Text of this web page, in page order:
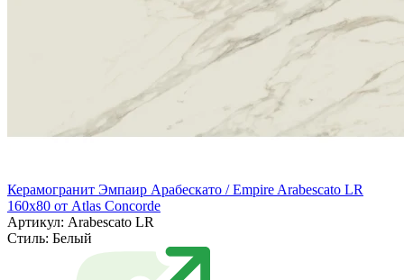
Керамогранит Эмпаир Арабескато / Empire Arabescato LR
160x80 от Atlas Concorde
Артикул: Arabescato LR
Стиль: Белый